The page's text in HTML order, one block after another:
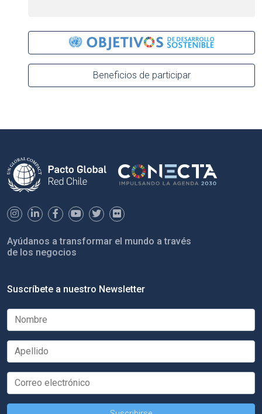
Beneficios de participar
Ayúdanos a transformar el mundo a través
de los negocios
Suscríbete a nuestro Newsletter